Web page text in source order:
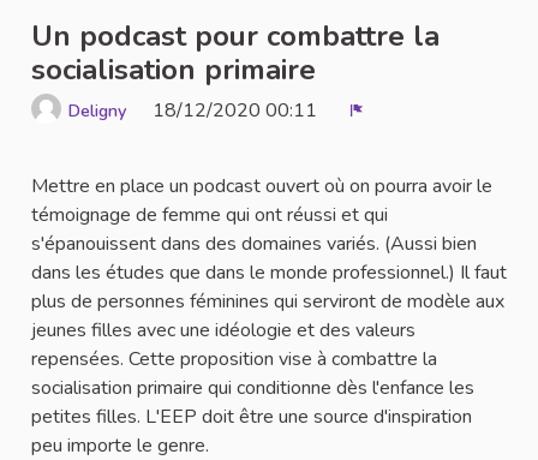
Un podcast pour combattre la
socialisation primaire
Deligny 18/12/2020 00:11
Mettre en place un podcast ouvert où on pourra avoir le
témoignage de femme qui ont réussi et qui
s'épanouissent dans des domaines variés. (Aussi bien
dans les études que dans le monde professionnel.) Il faut
plus de personnes féminines qui serviront de modèle aux
jeunes filles avec une idéologie et des valeurs
repensées. Cette proposition vise à combattre la
socialisation primaire qui conditionne dès l'enfance les
petites filles. L'EEP doit être une source d'inspiration
peu importe le genre.